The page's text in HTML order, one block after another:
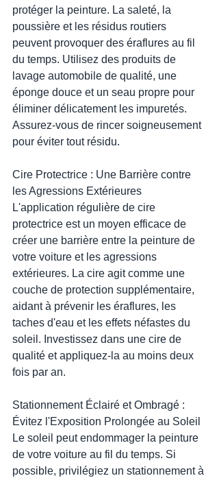
protéger la peinture. La saleté, la
poussière et les résidus routiers
peuvent provoquer des éraflures au fil
du temps. Utilisez des produits de
lavage automobile de qualité, une
éponge douce et un seau propre pour
éliminer délicatement les impuretés.
Assurez-vous de rincer soigneusement
pour éviter tout résidu.
Cire Protectrice : Une Barrière contre
les Agressions Extérieures
L'application régulière de cire
protectrice est un moyen efficace de
créer une barrière entre la peinture de
votre voiture et les agressions
extérieures. La cire agit comme une
couche de protection supplémentaire,
aidant à prévenir les éraflures, les
taches d'eau et les effets néfastes du
soleil. Investissez dans une cire de
qualité et appliquez-la au moins deux
fois par an.
Stationnement Éclairé et Ombragé :
Évitez l'Exposition Prolongée au Soleil
Le soleil peut endommager la peinture
de votre voiture au fil du temps. Si
possible, privilégiez un stationnement à